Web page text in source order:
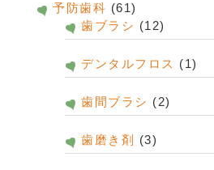
予防歯科 (61)
歯ブラシ (12)
デンタルフロス (1)
歯間ブラシ (2)
歯磨き剤 (3)